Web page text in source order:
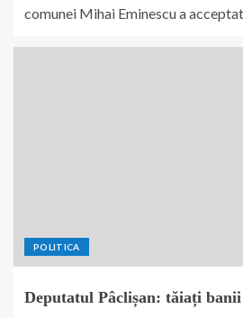
comunei Mihai Eminescu a acceptat
POLITICA
Deputatul Pâclișan: tăiați